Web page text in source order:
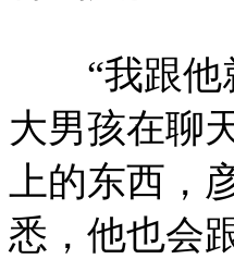
“我跟
大男孩在聊
上的东西，
悉，他也会